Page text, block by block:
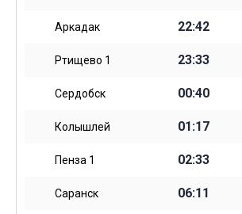
Аркадак 22:42
Ртищево 1 23:33
Сердобск 00:40
Колышлей 01:17
Пенза 1 02:33
Саранск 06:11